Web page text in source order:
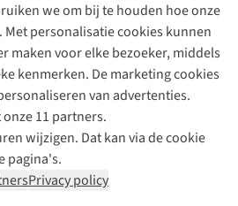
we om bij te houden hoe onze
personalisatie cookies kunnen
maken voor elke bezoeker, middels
kenmerken. De marketing cookies
van advertenties.
11 partners.
wijzigen. Dat kan via de cookie
pagina's.
Privacy policy